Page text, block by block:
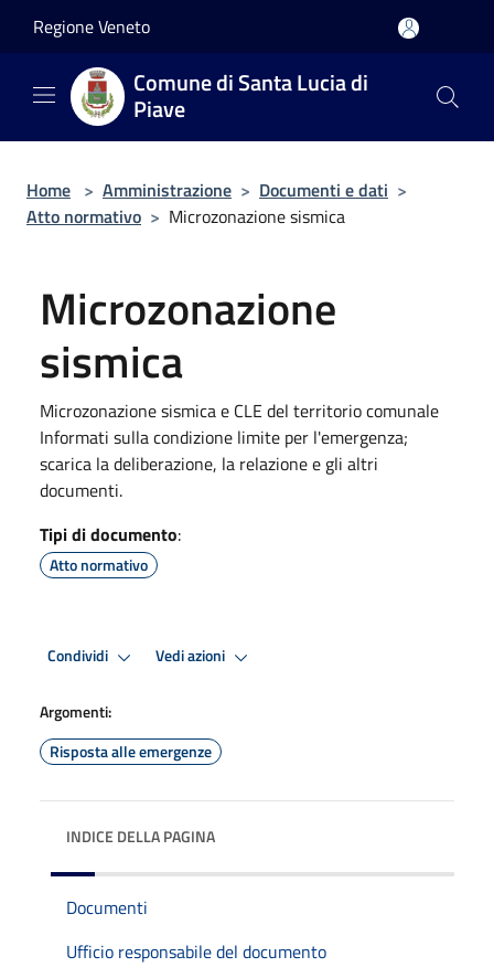
Regione Veneto
Comune di Santa Lucia di
Piave
Home > Amministrazione > Documenti e dati >
Atto normativo > Microzonazione sismica
Microzonazione
sismica
Microzonazione sismica e CLE del territorio comunale
Informati sulla condizione limite per l'emergenza;
scarica la deliberazione, la relazione e gli altri
documenti.
Tipi di documento:
Atto normativo
Condividi Vedi azioni
Argomenti:
Risposta alle emergenze
INDICE DELLA PAGINA
Documenti
Ufficio responsabile del documento